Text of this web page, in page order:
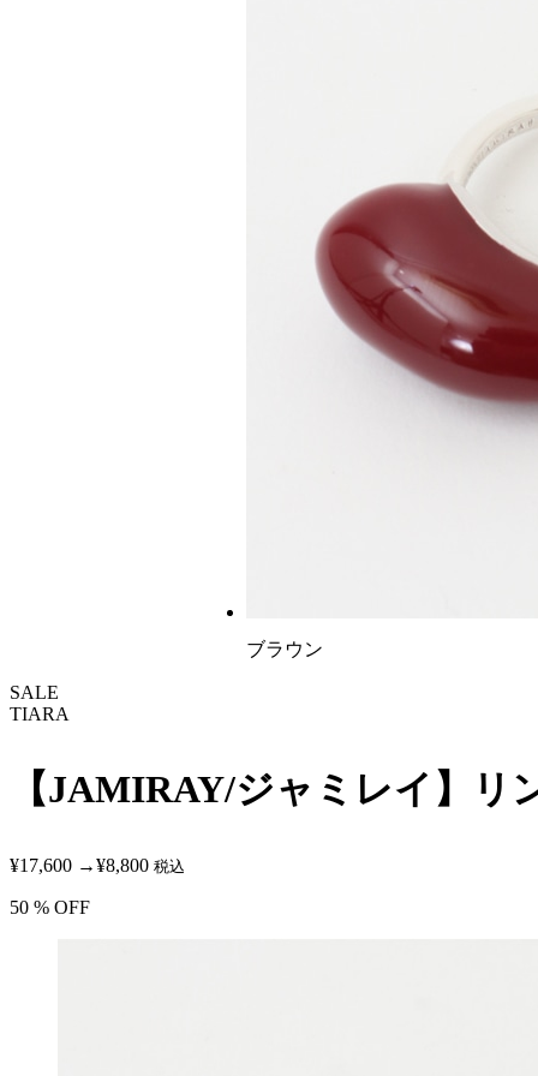
ブラウン
SALE
TIARA
【JAMIRAY/ジャミレイ】リ
¥17,600 →¥8,800 税込
50 % OFF